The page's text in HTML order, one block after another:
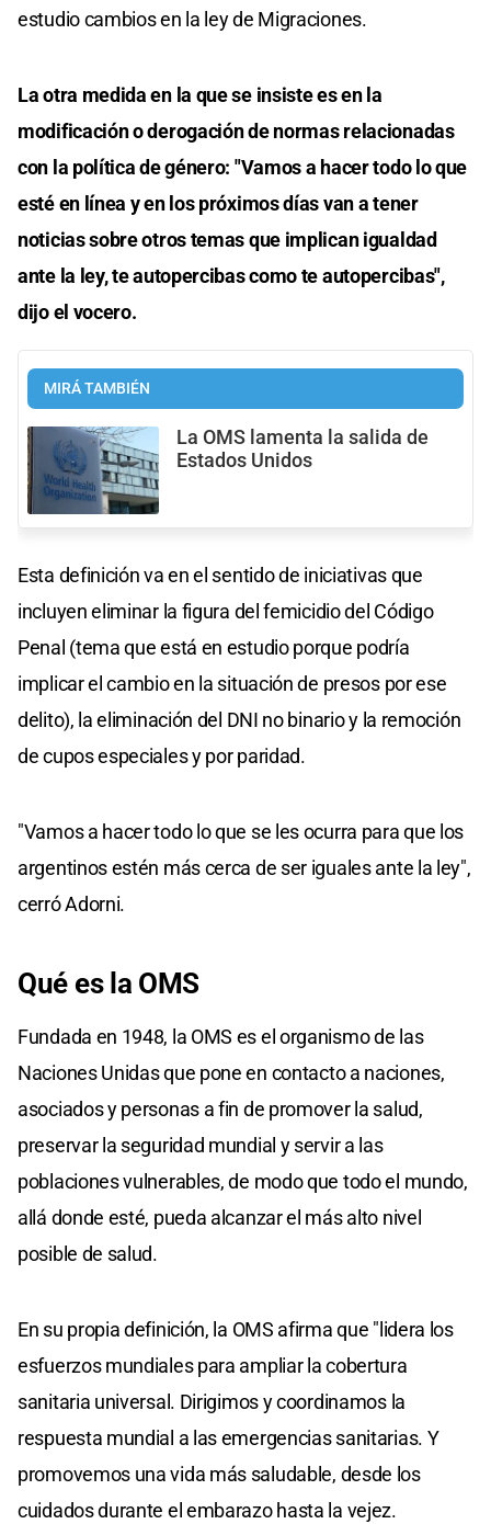
estudio cambios en la ley de Migraciones.
La otra medida en la que se insiste es en la
modificación o derogación de normas relacionadas
con la política de género: "Vamos a hacer todo lo que
esté en línea y en los próximos días van a tener
noticias sobre otros temas que implican igualdad
ante la ley, te autopercibas como te autopercibas",
dijo el vocero.
MIRÁ TAMBIÉN
La OMS lamenta la salida de
Estados Unidos
Esta definición va en el sentido de iniciativas que
incluyen eliminar la figura del femicidio del Código
Penal (tema que está en estudio porque podría
implicar el cambio en la situación de presos por ese
delito), la eliminación del DNI no binario y la remoción
de cupos especiales y por paridad.
"Vamos a hacer todo lo que se les ocurra para que los
argentinos estén más cerca de ser iguales ante la ley",
cerró Adorni.
Qué es la OMS
Fundada en 1948, la OMS es el organismo de las
Naciones Unidas que pone en contacto a naciones,
asociados y personas a fin de promover la salud,
preservar la seguridad mundial y servir a las
poblaciones vulnerables, de modo que todo el mundo,
allá donde esté, pueda alcanzar el más alto nivel
posible de salud.
En su propia definición, la OMS afirma que "lidera los
esfuerzos mundiales para ampliar la cobertura
sanitaria universal. Dirigimos y coordinamos la
respuesta mundial a las emergencias sanitarias. Y
promovemos una vida más saludable, desde los
cuidados durante el embarazo hasta la vejez.